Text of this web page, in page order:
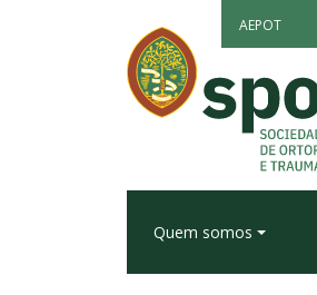
AEPOT
Quem somos